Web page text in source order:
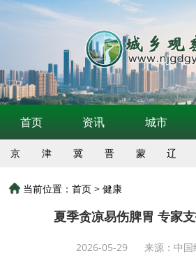
首页 资讯 城市
京 津 冀 晋 蒙 辽
当前位置：首页 >健康
夏季贪凉易伤脾胃 专家
2026-05-29 来源：中国